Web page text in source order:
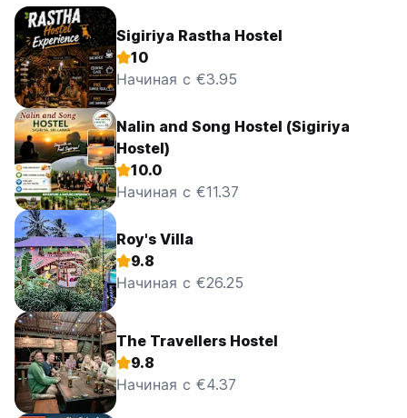
Sigiriya Rastha Hostel
10
Начиная с €3.95
Nalin and Song Hostel (Sigiriya
Hostel)
10.0
Начиная с €11.37
Roy's Villa
9.8
Начиная с €26.25
The Travellers Hostel
9.8
Начиная с €4.37